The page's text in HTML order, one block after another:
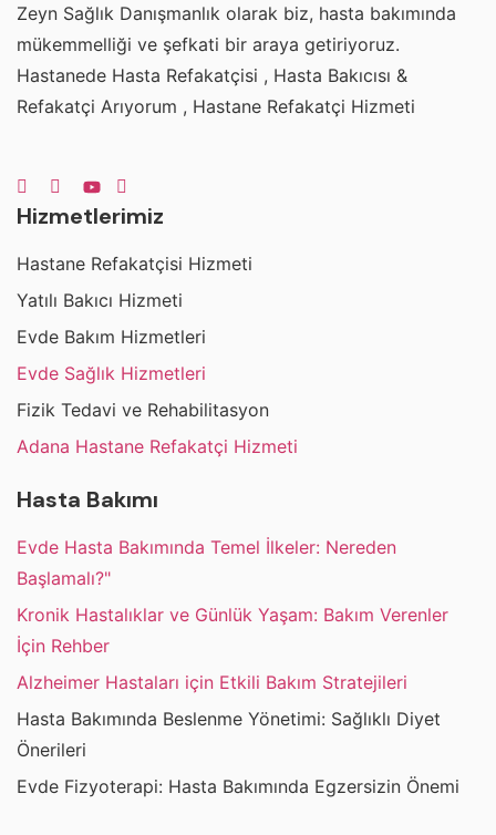
Zeyn Sağlık Danışmanlık olarak biz, hasta bakımında
mükemmelliği ve şefkati bir araya getiriyoruz.
Hastanede Hasta Refakatçisi , Hasta Bakıcısı &
Refakatçi Arıyorum , Hastane Refakatçi Hizmeti
Hizmetlerimiz
Hastane Refakatçisi Hizmeti
Yatılı Bakıcı Hizmeti
Evde Bakım Hizmetleri
Evde Sağlık Hizmetleri
Fizik Tedavi ve Rehabilitasyon
Adana Hastane Refakatçi Hizmeti
Hasta Bakımı
Evde Hasta Bakımında Temel İlkeler: Nereden
Başlamalı?"
Kronik Hastalıklar ve Günlük Yaşam: Bakım Verenler
İçin Rehber
Alzheimer Hastaları için Etkili Bakım Stratejileri
Hasta Bakımında Beslenme Yönetimi: Sağlıklı Diyet
Önerileri
Evde Fizyoterapi: Hasta Bakımında Egzersizin Önemi